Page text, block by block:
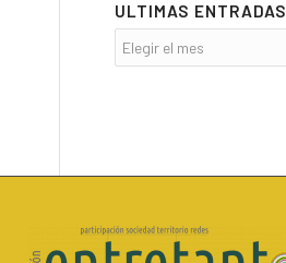
ULTIMAS ENTRADAS